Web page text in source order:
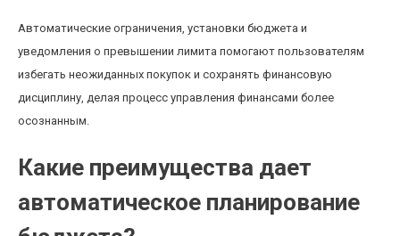
Автоматические ограничения, установки бюджета и
уведомления о превышении лимита помогают пользователям
избегать неожиданных покупок и сохранять финансовую
дисциплину, делая процесс управления финансами более
осознанным.
Какие преимущества дает
автоматическое планирование